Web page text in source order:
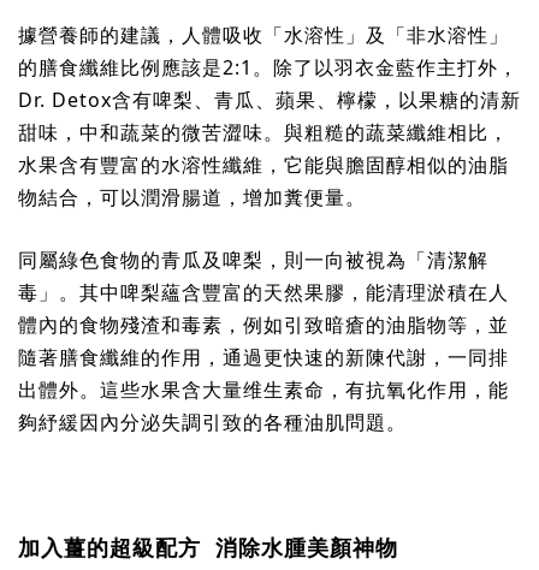
據營養師的建議，人體吸收「水溶性」及「非水溶性」
的膳食纖維比例應該是2:1。除了以羽衣金藍作主打外，
Dr. Detox含有啤梨、青瓜、蘋果、檸檬，以果糖的清新
甜味，中和蔬菜的微苦澀味。與粗糙的蔬菜纖維相比，
水果含有豐富的水溶性纖維，它能與膽固醇相似的油脂
物結合，可以潤滑腸道，增加糞便量。
同屬綠色食物的青瓜及啤梨，則一向被視為「清潔解
毒」。其中啤梨蘊含豐富的天然果膠，能清理淤積在人
體內的食物殘渣和毒素，例如引致暗瘡的油脂物等，並
隨著膳食纖維的作用，通過更快速的新陳代謝，一同排
出體外。這些水果含大量维生素命，有抗氧化作用，能
夠紓緩因內分泌失調引致的各種油肌問題。
加入薑的超級配方 消除水腫美顏神物